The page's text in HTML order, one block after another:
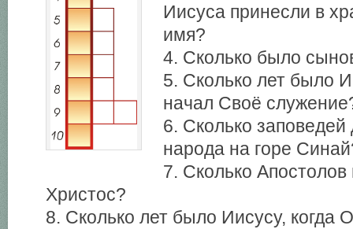
Иисуса принесли в
имя?
4. Сколько было
5. Сколько лет было
начал Своё
6. Сколько
народа на горе
7. Сколько
Христос?
8. Сколько лет было Иисусу, когда